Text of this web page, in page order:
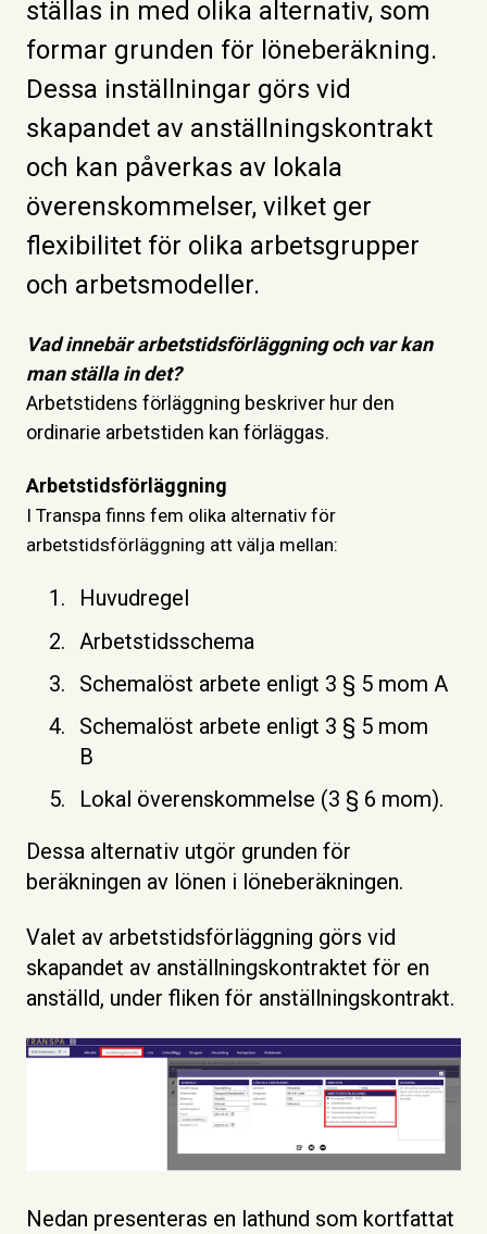
ställas in med olika alternativ, som
formar grunden för löneberäkning.
Dessa inställningar görs vid
skapandet av anställningskontrakt
och kan påverkas av lokala
överenskommelser, vilket ger
flexibilitet för olika arbetsgrupper
och arbetsmodeller.
Vad innebär arbetstidsförläggning och var kan
man ställa in det?
Arbetstidens förläggning beskriver hur den
ordinarie arbetstiden kan förläggas.
Arbetstidsförläggning
I Transpa finns fem olika alternativ för
arbetstidsförläggning att välja mellan:
Huvudregel
Arbetstidsschema
Schemalöst arbete enligt 3 § 5 mom A
Schemalöst arbete enligt 3 § 5 mom
B
Lokal överenskommelse (3 § 6 mom).
Dessa alternativ utgör grunden för
beräkningen av lönen i löneberäkningen.
Valet av arbetstidsförläggning görs vid
skapandet av anställningskontraktet för en
anställd, under fliken för anställningskontrakt.
Nedan presenteras en lathund som kortfattat